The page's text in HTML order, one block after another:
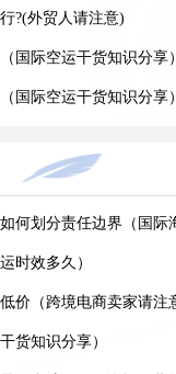
?(外贸人请注意)
国际空运干货知识分享）
国际空运干货知识分享）
签收权限（亚马逊卖家
放行?(国际空运干货知
中转派送，哪种入仓效
排重贴标签补救吗?(国
车快速入仓排队?(国际
何划分责任边界（国际
时效多久）
价（跨境电商卖家请注
货知识分享）